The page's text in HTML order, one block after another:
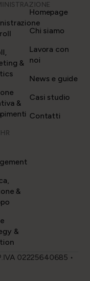
&
&
&
&
Homepage
Chi siamo
Lavora con
noi
News e guide
Casi studio
Contatti
02225640685 •